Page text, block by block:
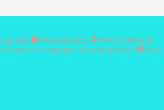
gli anta 🏣Trevigiana doc 🏝️Vivo in Africa da
sola o in compagnia di poche persone 🌍Segui